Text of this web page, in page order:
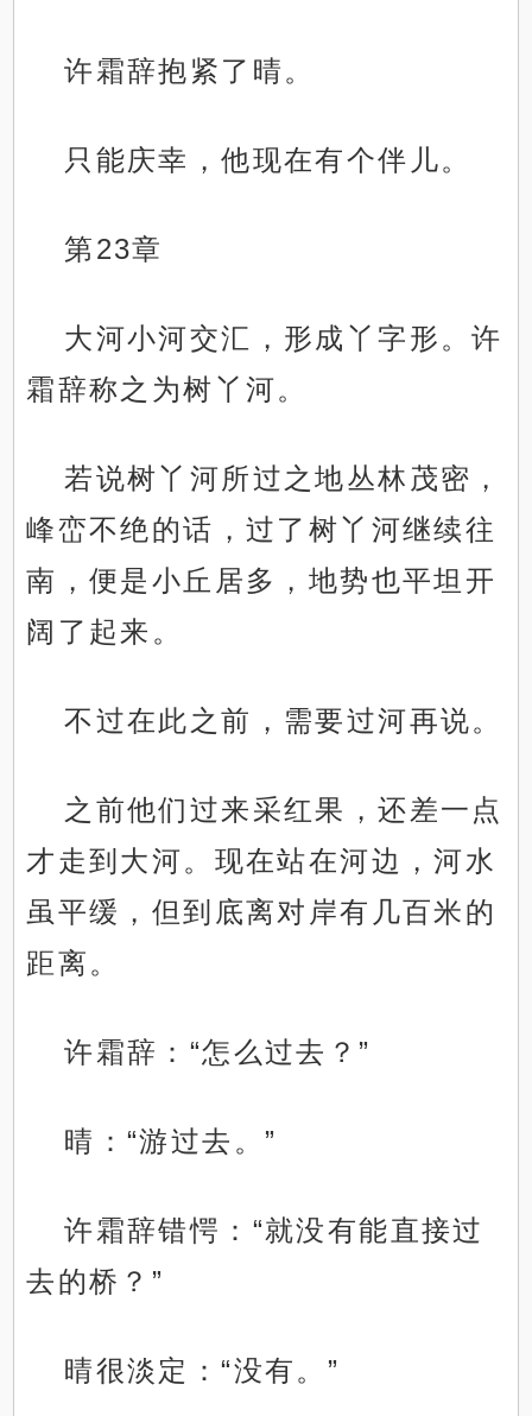
许霜辞抱紧了晴。
只能庆幸，他现在有个伴儿。
第23章
大河小河交汇，形成丫字形。许
霜辞称之为树丫河。
若说树丫河所过之地丛林茂密，
峰峦不绝的话，过了树丫河继续往
南，便是小丘居多，地势也平坦开
阔了起来。
不过在此之前，需要过河再说。
之前他们过来采红果，还差一点
才走到大河。现在站在河边，河水
虽平缓，但到底离对岸有几百米的
距离。
许霜辞：“怎么过去？”
晴：“游过去。”
许霜辞错愕：“就没有能直接过
去的桥？”
晴很淡定：“没有。”